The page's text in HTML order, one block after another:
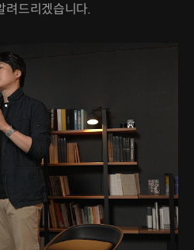
려드리겠습니다.